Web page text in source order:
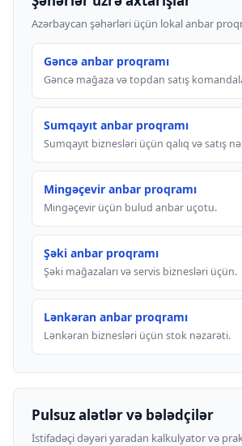
Azərbaycan şəhərləri üçün lokal anbar
Gəncə anbar proqramı
Gəncə mağaza və topdan satış
Sumqayıt anbar proqramı
Sumqayıt biznesləri üçün qalıq və satış
Mingəçevir anbar proqramı
Mingəçevir üçün bulud anbar uçotu.
Şəki anbar proqramı
Şəki mağazaları və servis biznesləri üçün.
Lənkəran anbar proqramı
Lənkəran biznesləri üçün stok nəzarəti.
Pulsuz alətlər və bələdçilər
İstifadəçi dəyəri yaradan kalkulyator və